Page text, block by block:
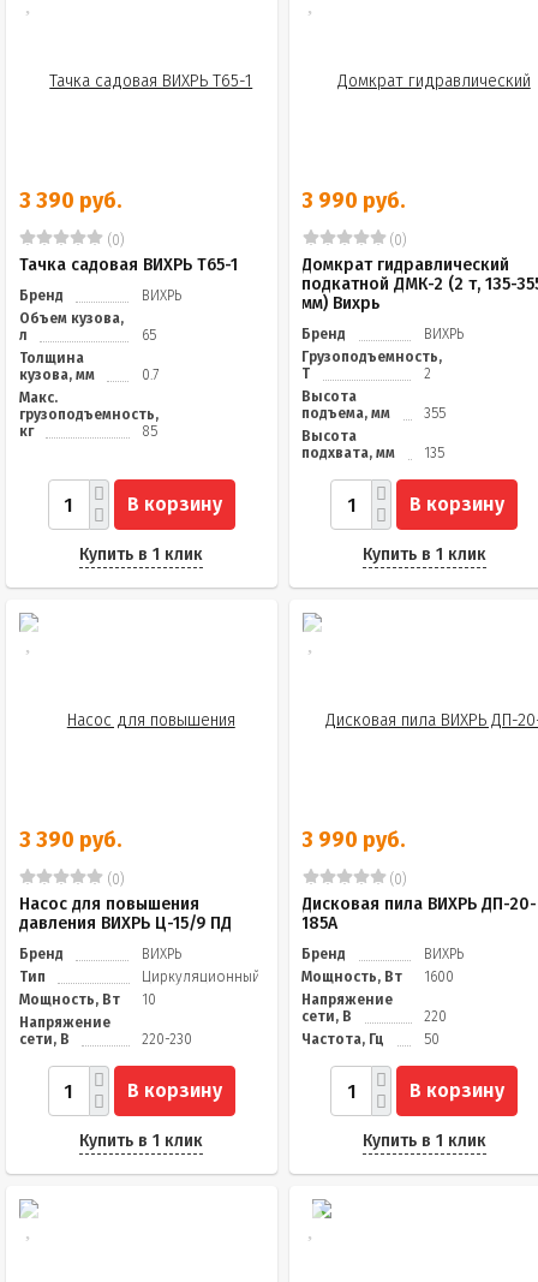
3 390 руб.
(0)
Тачка садовая ВИХРЬ Т65-1
Бренд
ВИХРЬ
Объем кузова,
л
65
Толщина
кузова, мм
0.7
Макс.
грузоподъемность,
кг
85
В корзину
Купить в 1 клик
3 990 руб.
(0)
Домкрат гидравлический
подкатной ДМК-2 (2 т, 135-
мм) Вихрь
Бренд
ВИХРЬ
Грузоподъемность,
Т
2
Высота
подъема, мм
355
Высота
подхвата, мм
135
В корзину
Купить в 1 клик
3 390 руб.
(0)
Насос для повышения
давления ВИХРЬ Ц-15/9 ПД
Бренд
ВИХРЬ
Тип
Циркуляционный
Мощность, Вт
10
Напряжение
сети, В
220-230
В корзину
Купить в 1 клик
3 990 руб.
(0)
Дисковая пила ВИХРЬ ДП-20-
185А
Бренд
ВИХРЬ
Мощность, Вт
1600
Напряжение
сети, В
220
Частота, Гц
50
В корзину
Купить в 1 клик